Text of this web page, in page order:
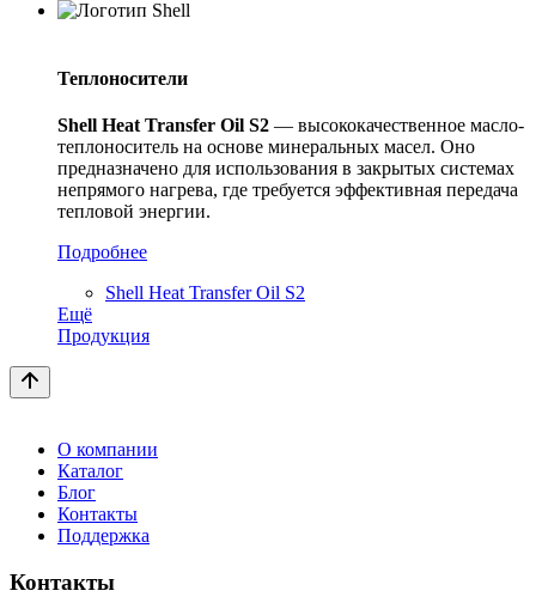
Теплоносители
Shell Heat Transfer Oil S2 — высококачественное масло-
теплоноситель на основе минеральных масел. Оно
предназначено для использования в закрытых системах
непрямого нагрева, где требуется эффективная передача
тепловой энергии.
Подробнее
Shell Heat Transfer Oil S2
Ещё
Продукция
О компании
Каталог
Блог
Контакты
Поддержка
Контакты